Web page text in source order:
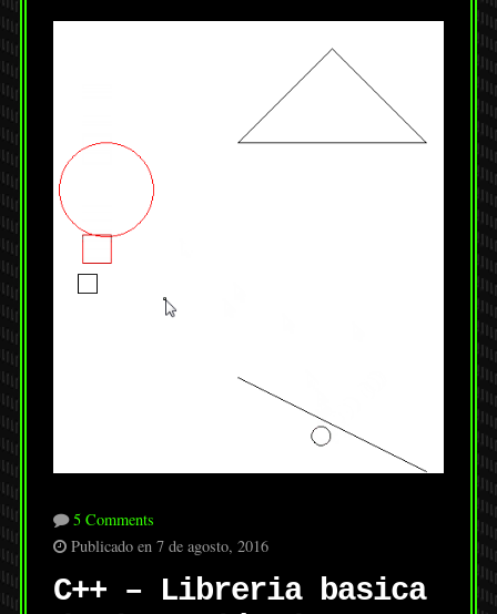
5 Comments
Publicado en 7 de agosto, 2016
C++ – Libreria basica